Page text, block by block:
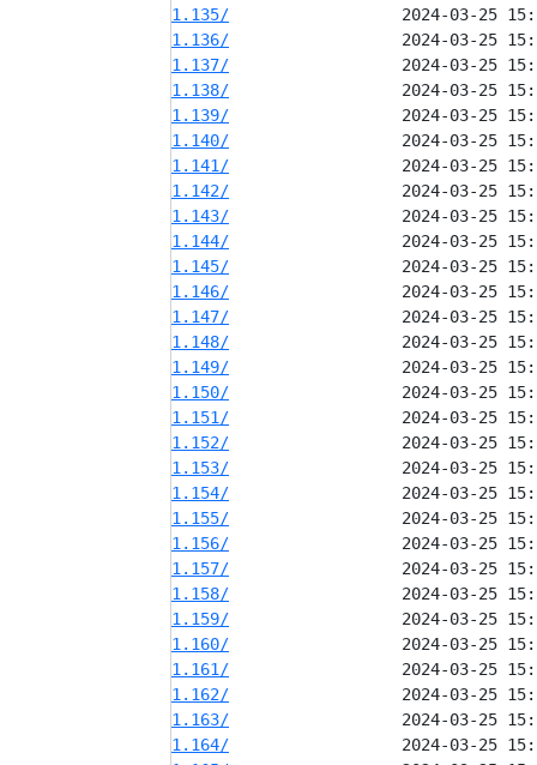
1.135/
1.136/
1.137/
1.138/
1.139/
1.140/
1.141/
1.142/
1.143/
1.144/
1.145/
1.146/
1.147/
1.148/
1.149/
1.150/
1.151/
1.152/
1.153/
1.154/
1.155/
1.156/
1.157/
1.158/
1.159/
1.160/
1.161/
1.162/
1.163/
1.164/